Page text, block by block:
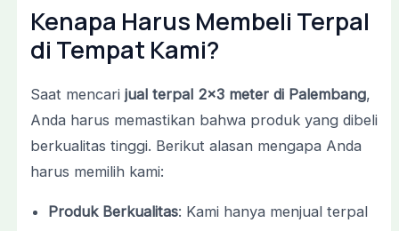
Kenapa Harus Membeli Terpal
di Tempat Kami?
Saat mencari jual terpal 2×3 meter di Palembang,
Anda harus memastikan bahwa produk yang dibeli
berkualitas tinggi. Berikut alasan mengapa Anda
harus memilih kami:
Produk Berkualitas: Kami hanya menjual terpal